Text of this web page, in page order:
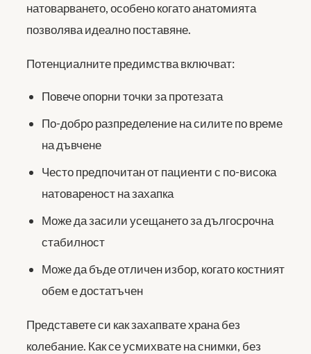
натоварването, особено когато анатомията
позволява идеално поставяне.
Потенциалните предимства включват:
Повече опорни точки за протезата
По-добро разпределение на силите по време
на дъвчене
Често предпочитан от пациенти с по-висока
натовареност на захапка
Може да засили усещането за дългосрочна
стабилност
Може да бъде отличен избор, когато костният
обем е достатъчен
Представете си как захапвате храна без
колебание. Как се усмихвате на снимки, без